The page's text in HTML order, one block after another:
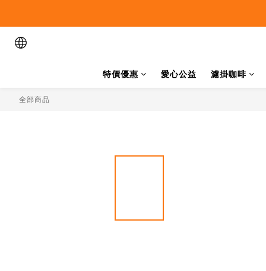
特價優惠 愛心公益 濾掛咖啡
全部商品